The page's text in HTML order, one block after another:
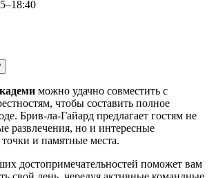
можно удачно совместить с
чтобы составить полное
Брив-ла-Гайард предлагает гостям не
развлечения, но и интересные
и памятные места.
достопримечательностей поможет вам